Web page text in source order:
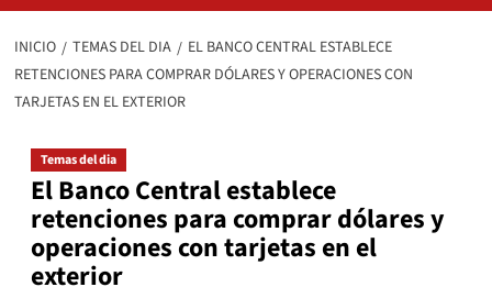
INICIO TEMAS DEL DIA
EL BANCO CENTRAL ESTABLECE
RETENCIONES PARA COMPRAR DÓLARES Y OPERACIONES CON
TARJETAS EN EL EXTERIOR
Temas del dia
El Banco Central establece
retenciones para comprar dólares y
operaciones con tarjetas en el
exterior